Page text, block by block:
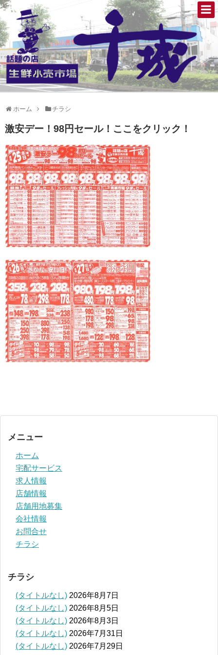
ホーム チラシ
激安デー！98円セール！ここをクリック！
メニュー
ホーム
宅配サービス
求人情報
店舗情報
店舗用地募集
会社情報
お問合せ
チラシ
チラシ
(タイトルなし) 2026年8月7日
(タイトルなし) 2026年8月5日
(タイトルなし) 2026年8月3日
(タイトルなし) 2026年7月31日
(タイトルなし) 2026年7月29日